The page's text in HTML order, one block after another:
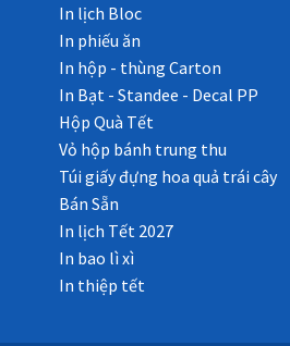
In lịch Bloc
In phiếu ăn
In hộp - thùng Carton
In Bạt - Standee - Decal PP
Hộp Quà Tết
Vỏ hộp bánh trung thu
Túi giấy đựng hoa quả trái cây
Bán Sẵn
In lịch Tết 2027
In bao lì xì
In thiệp tết